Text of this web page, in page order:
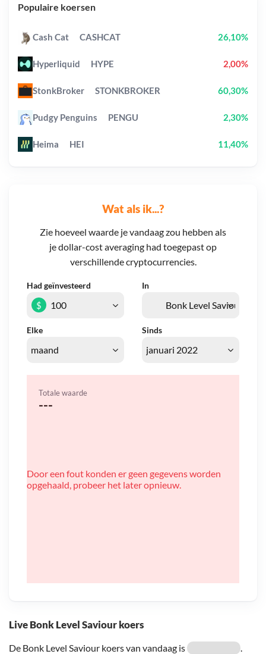
Live Bonk Level Saviour koers
De Bonk Level Saviour koers van vandaag is
.
Wat als ik...?
Zie hoeveel waarde je vandaag zou hebben als
je dollar-cost averaging had toegepast op
verschillende cryptocurrencies.
Had geïnvesteerd In
Elke Sinds
$
Totale waarde
---
Door een fout konden er geen gegevens worden
opgehaald, probeer het later opnieuw.
Populaire koersen
Cash Cat CASHCAT 26,10%
Hyperliquid HYPE 2,00%
StonkBroker STONKBROKER 60,30%
Pudgy Penguins PENGU 2,30%
Heima HEI 11,40%